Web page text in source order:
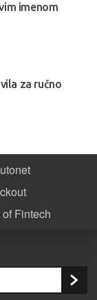
imenom
za ručno
of Fintech